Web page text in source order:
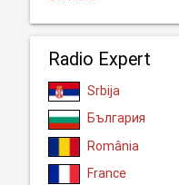
Radio Expert
Srbija
България
România
France